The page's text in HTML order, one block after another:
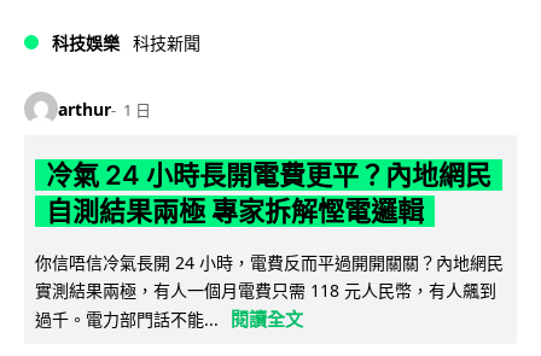
科技娛樂 科技新聞
arthur 1 日
冷氣 24 小時長開電費更平？內地網民
自測結果兩極 專家拆解慳電邏輯
你信唔信冷氣長開 24 小時，電費反而平過開開關關？內地網民
實測結果兩極，有人一個月電費只需 118 元人民幣，有人飆到
過千。電力部門話不能...
閱讀全文